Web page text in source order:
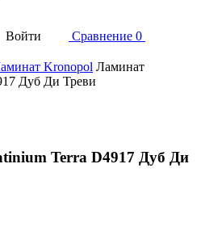
Войти Сравнение 0
Kronopol Ламинат
Дуб Ди Треви
Terra D4917 Дуб Ди